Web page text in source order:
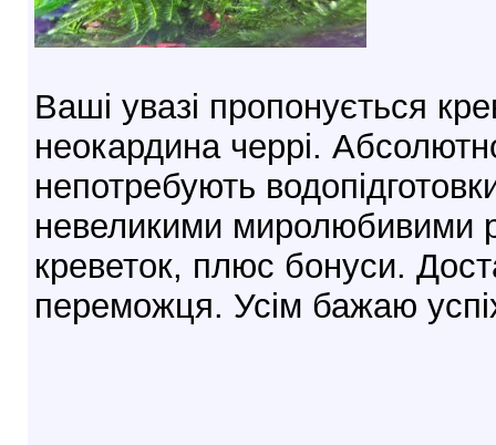
Ваші увазі пропонується
неокардина черрі.
непотребують
невеликими миролюбивими
креветок, плюс бонуси.
переможця. Усім бажаю